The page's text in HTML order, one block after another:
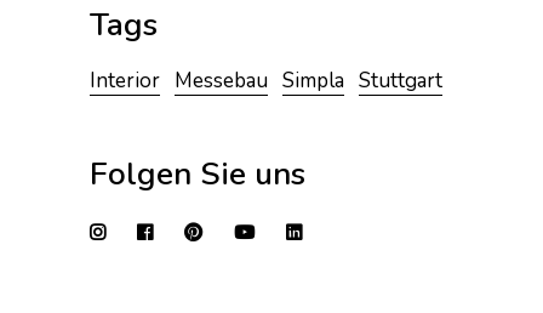
Tags
Interior Messebau Simpla Stuttgart
Folgen Sie uns